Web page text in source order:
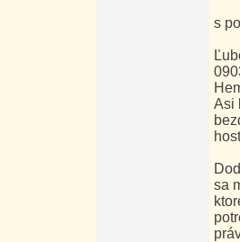
s
Asi
sa